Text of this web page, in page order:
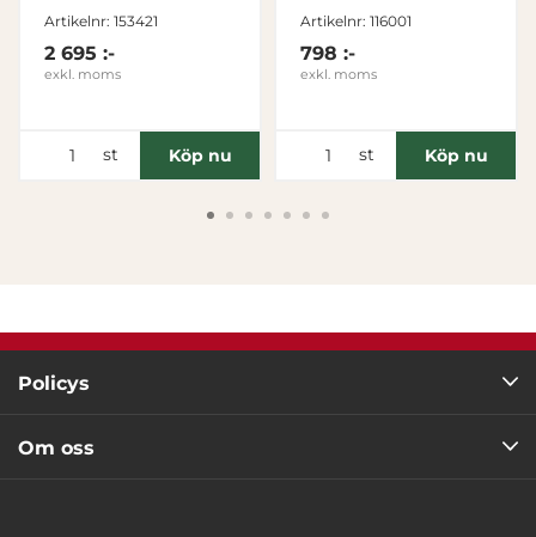
Tillåt alla
Tillåt urval
Artikelnr: 153421
2 695 :-
exkl. moms
st Köp nu
Artikelnr: 116001
798 :-
exkl. moms
st Köp nu
Policys
Om oss